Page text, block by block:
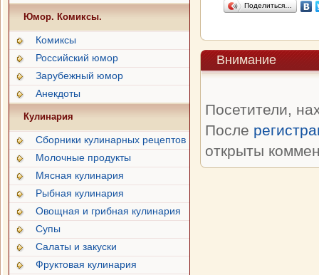
Поделиться…
Внимание
Посетители,
После
открыты
Юмор. Комиксы.
Комиксы
Российский юмор
Зарубежный юмор
Анекдоты
Кулинария
Сборники кулинарных рецептов
Молочные продукты
Мясная кулинария
Рыбная кулинария
Овощная и грибная кулинария
Супы
Салаты и закуски
Фруктовая кулинария